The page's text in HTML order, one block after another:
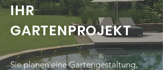
IHR
GARTENPROJEKT
Sie planen eine Gartengestaltung,